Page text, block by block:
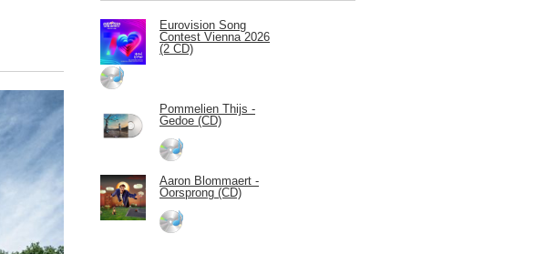
Eurovision Song
Contest Vienna 2026
(2 CD)
Pommelien Thijs -
Gedoe (CD)
Aaron Blommaert -
Oorsprong (CD)